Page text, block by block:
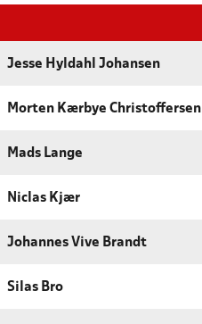
Jesse Hyldahl Johansen
Morten Kærbye Christoffersen
Mads Lange
Niclas Kjær
Johannes Vive Brandt
Silas Bro